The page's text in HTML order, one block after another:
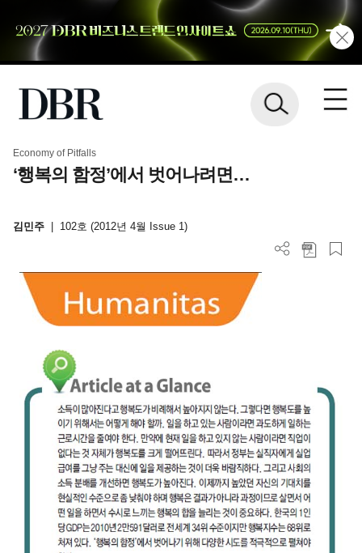
Economy of Pitfalls
‘행복의 함정’에서 벗어나려면…
김민주 102호 (2012년 4월 Issue 1)